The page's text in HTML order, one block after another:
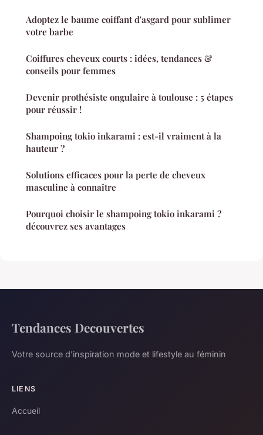
Adoptez le baume coiffant d'asgard pour sublimer
votre barbe
Coiffures cheveux courts : idées, tendances &
conseils pour femmes
Devenir prothésiste ongulaire à toulouse : 5 étapes
pour réussir !
Shampoing tokio inkarami : est-il vraiment à la
hauteur ?
Solutions efficaces pour la perte de cheveux
masculine à connaître
Pourquoi choisir le shampoing tokio inkarami ?
découvrez ses avantages
Tendances Decouvertes
Votre source d'inspiration mode et lifestyle au féminin
LIENS
Accueil